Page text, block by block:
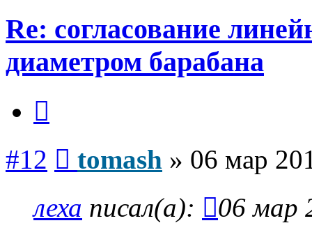
Re: согласование
диаметром барабана
#12 tomash » 06 мар
леха писал(а):
06 мар